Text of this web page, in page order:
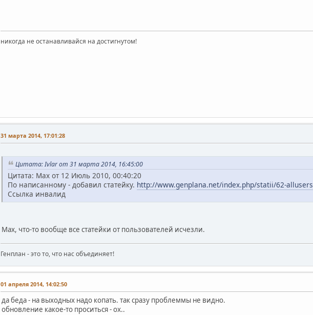
никогда не останавливайся на достигнутом!
31 марта 2014, 17:01:28
Цитата: Ivlar от 31 марта 2014, 16:45:00
Цитата: Max от 12 Июль 2010, 00:40:20
По написанному - добавил статейку. http://www.genplana.net/index.php/statii/62-allusers
Ссылка инвалид
Мах, что-то вообще все статейки от пользователей исчезли.
Генплан - это то, что нас объединяет!
01 апреля 2014, 14:02:50
да беда - на выходных надо копать. так сразу проблеммы не видно.
обновление какое-то проситься - ох..